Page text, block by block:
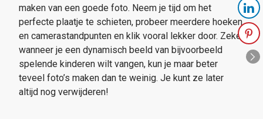
maken van een goede foto. Neem je tijd om het
perfecte plaatje te schieten, probeer meerdere hoeken
en camerastandpunten en klik vooral lekker door. Zeker
wanneer je een dynamisch beeld van bijvoorbeeld
spelende kinderen wilt vangen, kun je maar beter
teveel foto’s maken dan te weinig. Je kunt ze later
altijd nog verwijderen!